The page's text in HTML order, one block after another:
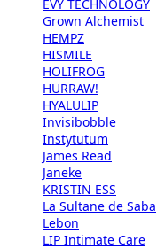
EVY TECHNOLOGY
Grown Alchemist
HEMPZ
HISMILE
HOLIFROG
HURRAW!
HYALULIP
Invisibobble
Instytutum
James Read
Janeke
KRISTIN ESS
La Sultane de Saba
Lebon
LIP Intimate Care